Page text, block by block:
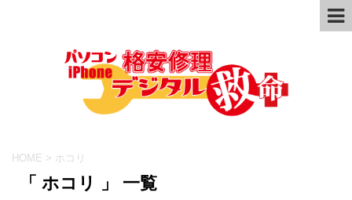
HOME > ホコリ
「 ホコリ 」 一覧